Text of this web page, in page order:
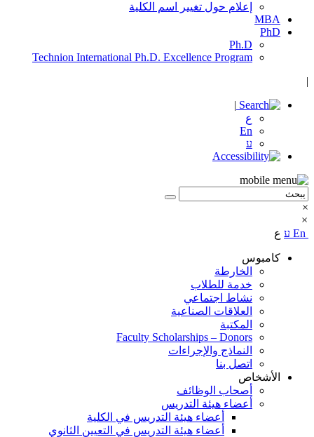
إعلام حول تغيير اسم الكلية
MBA
PhD
Ph.D
Technion International Ph.D. Excellence Program
|
|
ع
En
ע
×
×
ע ع
كامبوس
الخارطة
خدمة للطلاب
نشاط اجتماعي
العلاقات الصناعية
المكتبة
Faculty Scholarships – Donors
النماذج والإجراءات
اتصل بنا
الأشخاص
أصحاب الوظائف
أعضاء هيئة التدريس
أعضاء هيئة التدريس في الكلية
أعضاء هيئة التدريس في التعيين الثانوي